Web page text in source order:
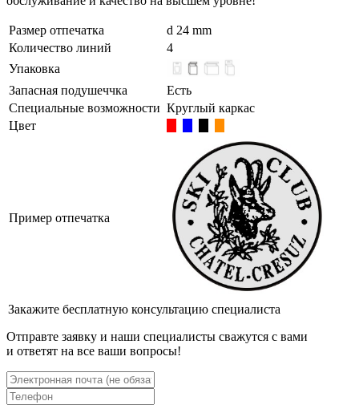
Размер отпечатка
d 24 mm
Количество линий
4
Упаковка
Запасная подушеччка
Есть
Специальные возможности Круглый каркас
Цвет
Пример отпечатка
Закажите бесплатную консультацию специалиста
Отправте заявку и наши специалисты сважутся с вами
и ответят на все ваши вопросы!